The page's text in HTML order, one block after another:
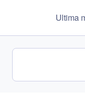
Ultima